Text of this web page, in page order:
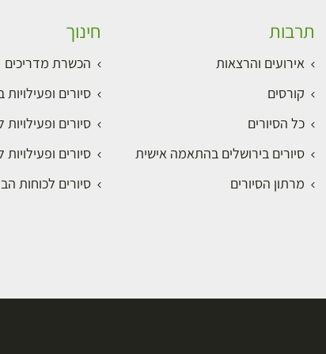
תרבות
אירועים והרצאות
קורסים
כל הסיורים
סיורים בירושלים בהתאמה אישית
מרתון הסיורים
חינוך
הכשרת מדריכים
סיורים
סיורים
סיורים
סיורים לכוחות